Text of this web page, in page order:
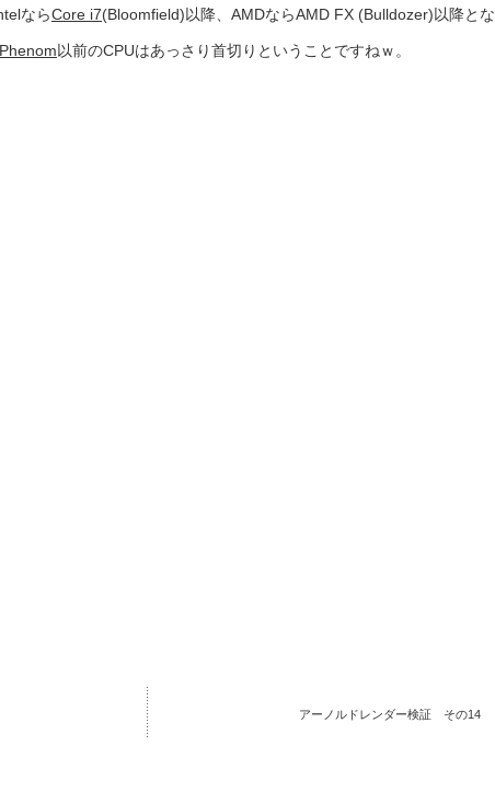
ならCore i7(Bloomfield)以降、AMDならAMD FX (Bulldozer)以降とな
Phenom以前のCPUはあっさり首切りということですねｗ。
アーノルドレンダー検証 その14